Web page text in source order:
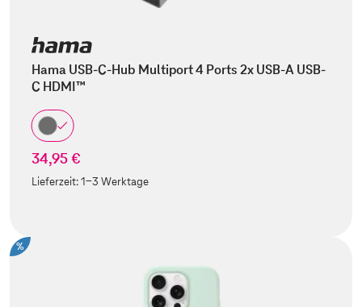
Hama USB-C-Hub Multiport 4 Ports 2x USB-A USB-
C HDMI™
34,95 €
Lieferzeit:1-3 Werktage
%